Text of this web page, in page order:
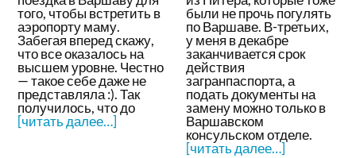
того, чтобы встретить в
аэропорту маму.
Забегая вперед скажу,
что все оказалось на
высшем уровне. Честно
— такое себе даже не
представляла :). Так
получилось, что до
[читать далее…]
были не прочь погулять
по Варшаве. В-третьих,
у меня в декабре
заканчивается срок
действия
загранпаспорта, а
подать документы на
замену можно только в
Варшавском
консульском отделе.
[читать далее…]